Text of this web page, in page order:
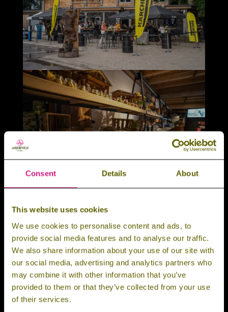
Consent Details About
This website uses cookies
We use cookies to personalise content and ads, to
provide social media features and to analyse our traffic.
We also share information about your use of our site with
our social media, advertising and analytics partners who
may combine it with other information that you’ve
provided to them or that they’ve collected from your use
of their services.